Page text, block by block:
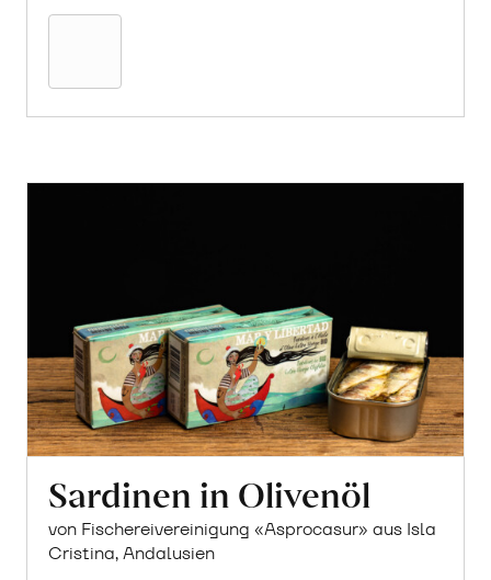
Sardinen in Olivenöl
von Fischereivereinigung «Asprocasur» aus Isla
Cristina, Andalusien